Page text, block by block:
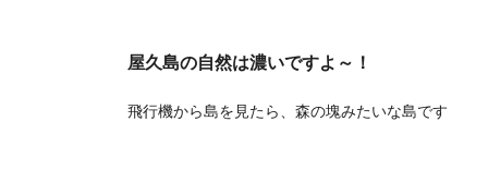
屋久島の自然は濃いですよ～！
飛行機から島を見たら、森の塊みたいな島です